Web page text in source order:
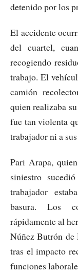
detenido por los
El accidente
del cuartel,
recogiendo
trabajo. El
camión
quien realizaba
fue tan violenta
trabajador ni a
Pari Arapa,
siniestro
trabajador
basura. Los
rápidamente al
Núñez Butrón de
tras el impacto
funciones